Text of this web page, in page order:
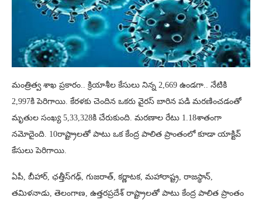
మంత్రిత్వ శాఖ ప్రకారం.. క్రియాశీల కేసులు నిన్న 2,669 ఉండగా.. నేటికి
2,997కి పెరిగాయి. కేరళకు చెందిన ఒకరు వైరస్ బారిన పడి మరణించడంతో
మృతుల సంఖ్య 5,33,328కి చేరుకుంది. మరణాల రేటు 1.18శాతంగా
నమోదైంది. 10రాష్ట్రాలతో పాటు ఒక కేంద్ర పాలిత ప్రాంతంలో కూడా యాక్టివ్
కేసులు పెరిగాయి.
ఏపీ, బీహార్, ఛత్తీస్‌గఢ్, గుజరాత్, కర్ణాటక, మహారాష్ట్ర, రాజస్థాన్,
తమిళనాడు, తెలంగాణ, ఉత్తరప్రదేశ్ రాష్ట్రాలతో పాటు కేంద్ర పాలిత ప్రాంతం